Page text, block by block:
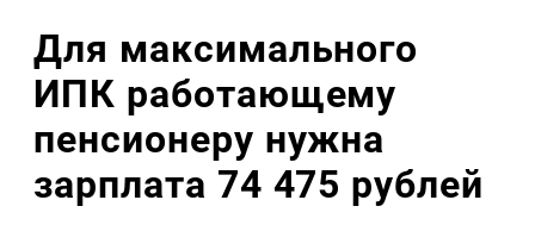
Для максимального
ИПК работающему
пенсионеру нужна
зарплата 74 475 рублей